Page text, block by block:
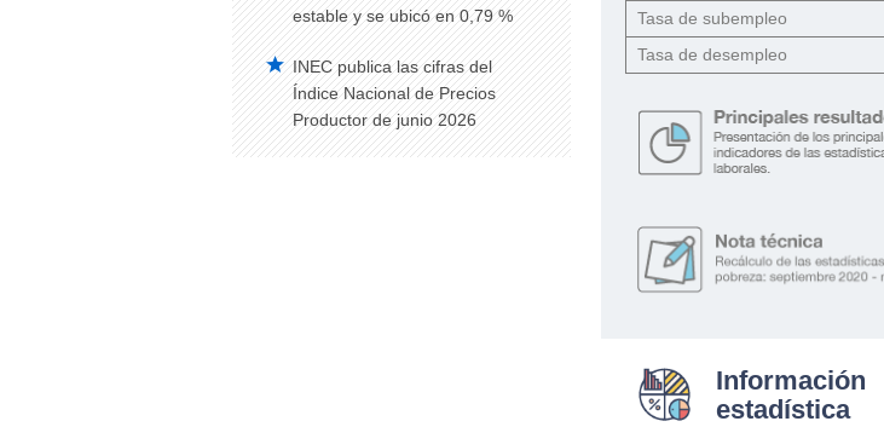
estable y se ubicó en 0,79 %
INEC publica las cifras del
Índice Nacional de Precios
Productor de junio 2026
Tasa de subempleo
Tasa de desempleo
Información
estadística